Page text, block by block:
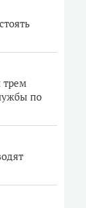
трем
по